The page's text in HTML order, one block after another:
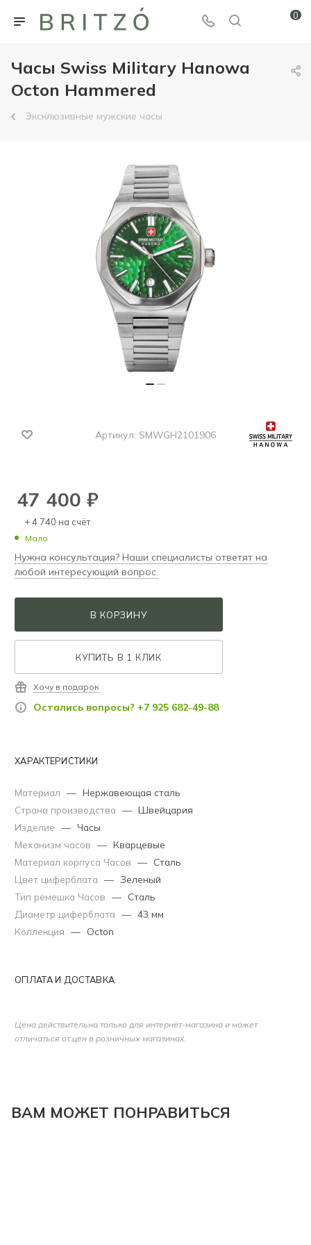
0
Часы Swiss Military Hanowa
Octon Hammered
Эксклюзивные мужские часы
Артикул: SMWGH2101906
47 400 ₽
+ 4 740 на счёт
Мало
Нужна консультация? Наши специалисты ответят на
любой интересующий вопрос.
В КОРЗИНУ
КУПИТЬ В 1 КЛИК
Хочу в подарок
Остались вопросы? +7 925 682-49-88
ХАРАКТЕРИСТИКИ
Материал — Нержавеющая сталь
Страна производства — Швейцария
Изделие — Часы
Механизм часов — Кварцевые
Материал корпуса Часов — Сталь
Цвет циферблата — Зеленый
Тип ремешка Часов — Сталь
Диаметр циферблата — 43 мм
Коллекция — Octon
ОПЛАТА И ДОСТАВКА
Цена действительна только для интернет-магазина и может
отличаться от цен в розничных магазинах.
ВАМ МОЖЕТ ПОНРАВИТЬСЯ